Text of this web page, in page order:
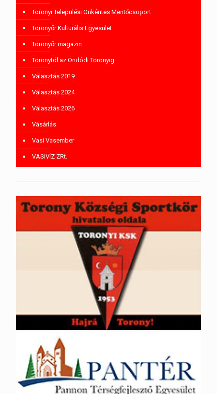
Toronyi Települési Önkéntes Mentőcsoport
Toronyőr Kulturális Egyesület
Toronyőr magazin
Toronytól az Ondódi Toronyig
Választás 2019
Választás 2024
Választás 2026
Vásárlás
Vasi Vasember
VASIVÍZ ZRt.